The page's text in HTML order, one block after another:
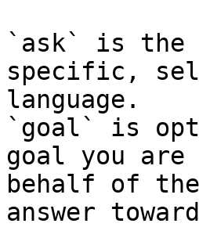
`ask` is the
specific,
language.
`goal` is
goal you
behalf of
answer